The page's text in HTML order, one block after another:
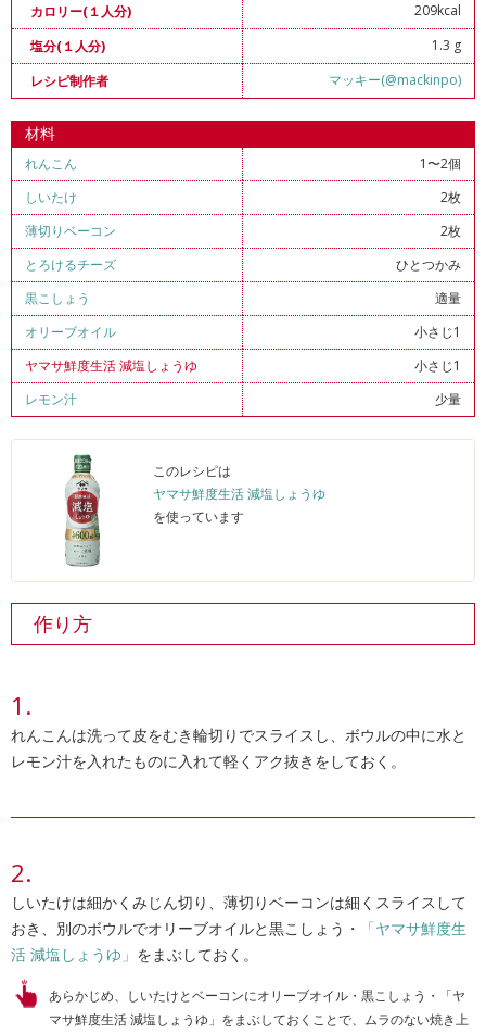
カロリー(１人分)
209kcal
塩分(１人分)
1.3 g
レシピ制作者
マッキー(@mackinpo)
材料
れんこん
1〜2個
しいたけ
2枚
薄切りベーコン
2枚
とろけるチーズ
ひとつかみ
黒こしょう
適量
オリーブオイル
小さじ1
ヤマサ鮮度生活 減塩しょうゆ
小さじ1
レモン汁
少量
このレシピは
ヤマサ鮮度生活 減塩しょうゆ
を使っています
作り方
れんこんは洗って皮をむき輪切りでスライスし、ボウルの中に水と
レモン汁を入れたものに入れて軽くアク抜きをしておく。
しいたけは細かくみじん切り、薄切りベーコンは細くスライスして
おき、別のボウルでオリーブオイルと黒こしょう・
「ヤマサ鮮度生
活 減塩しょうゆ」 をまぶしておく。
あらかじめ、しいたけとベーコンにオリーブオイル・黒こしょう・「ヤ
マサ鮮度生活 減塩しょうゆ」をまぶしておくことで、ムラのない焼き上